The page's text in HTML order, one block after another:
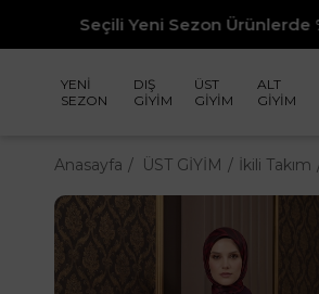
Ürünlerde %50'ye Varan İndirim
YENİ
SEZON
DIŞ
GİYİM
ÜST
GİYİM
ALT
GİYİM
Anasayfa ÜST GİYİM İkili Takım